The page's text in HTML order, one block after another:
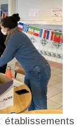
établissements